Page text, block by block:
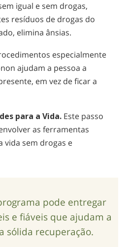
igual e sem drogas,
resíduos de drogas do
elimina ânsias.
especialmente
ajudam a pessoa a
em vez de ficar a
para a Vida. Este passo
as ferramentas
vida sem drogas e
pode entregar
e fiáveis que ajudam a
sólida recuperação.